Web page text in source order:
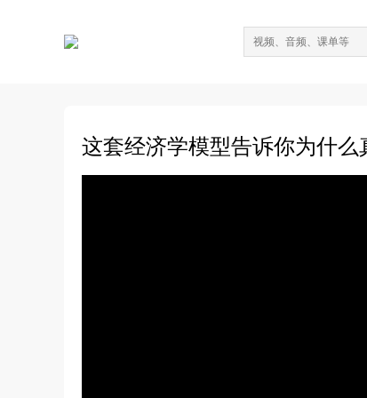
这套经济学模型告诉你为什